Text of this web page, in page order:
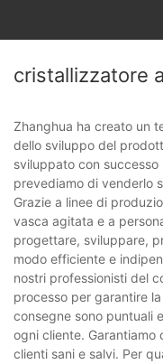
cristallizzatore
Zhanghua ha creato un
dello sviluppo del
sviluppato con
prevediamo di venderlo
Grazie a linee di
vasca agitata e a
progettare, sviluppare,
modo efficiente e
nostri professionisti del
processo per garantire
consegne sono puntuali
ogni cliente.
clienti sani e salvi. Per